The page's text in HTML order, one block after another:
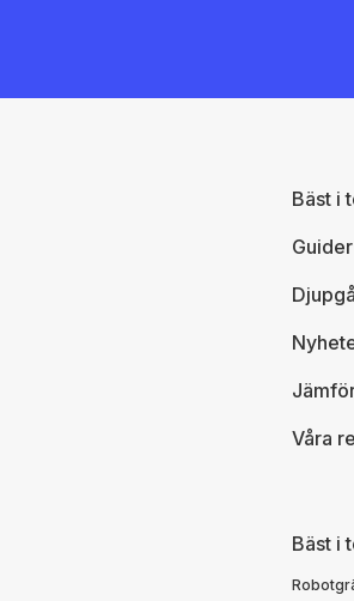
Bäst i
Guider
Våra
Bäst i